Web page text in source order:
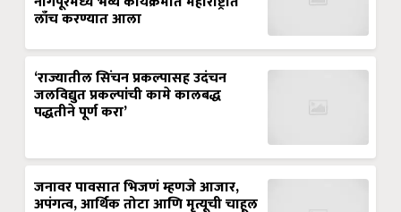
लाँच करण्यात आला
‘राज्यातील सिंचन प्रकल्पासह उदंचन
जलविद्युत प्रकल्पांची कामे कालबद्ध
पद्धतीने पूर्ण करा’
जनावर पावसात भिजणं म्हणजे आजार,
अपंगत्व, आर्थिक तोटा आणि मृत्यूची चाहूल